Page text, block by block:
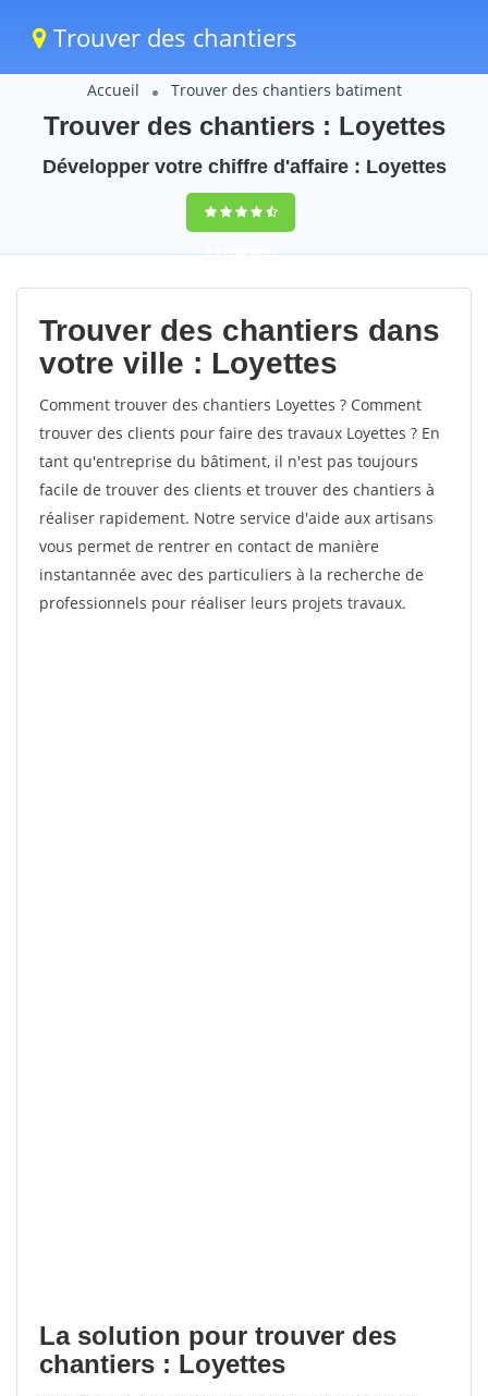
Trouver des chantiers
Accueil Trouver des chantiers batiment
Trouver des chantiers : Loyettes
Développer votre chiffre d'affaire : Loyettes
9,5(100%)41
votes
Trouver des chantiers dans
votre ville : Loyettes
Comment trouver des chantiers Loyettes ? Comment
trouver des clients pour faire des travaux Loyettes ? En
tant qu'entreprise du bâtiment, il n'est pas toujours
facile de trouver des clients et trouver des chantiers à
réaliser rapidement. Notre service d'aide aux artisans
vous permet de rentrer en contact de manière
instantannée avec des particuliers à la recherche de
professionnels pour réaliser leurs projets travaux.
La solution pour trouver des
chantiers : Loyettes